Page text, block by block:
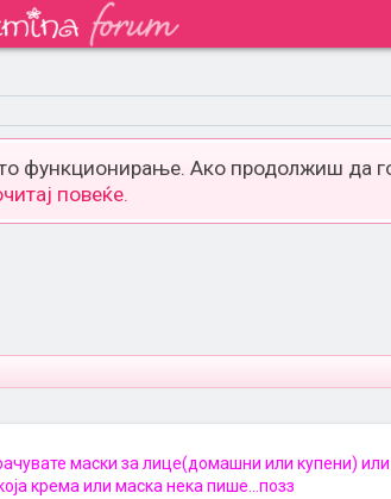
функционирање. Ако продолжиш да
повеќе.
маски за лице(домашни или купени) или
крема или маска нека пише...позз